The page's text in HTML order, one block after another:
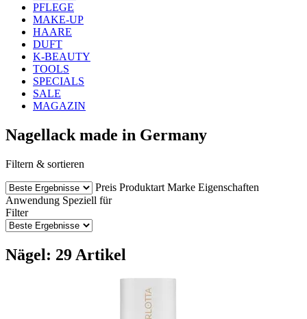
PFLEGE
MAKE-UP
HAARE
DUFT
K-BEAUTY
TOOLS
SPECIALS
SALE
MAGAZIN
Nagellack made in Germany
Filtern & sortieren
Preis Produktart Marke Eigenschaften
Anwendung Speziell für
Filter
Nägel: 29 Artikel